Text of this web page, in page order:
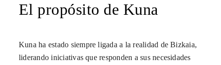
El propósito de Kuna
Kuna ha estado siempre ligada a la realidad de Bizkaia,
liderando iniciativas que responden a sus necesidades